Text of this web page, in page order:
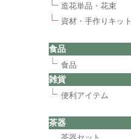
造花単品・花束
資材・手作りキット
食品
食品
雑貨
便利アイテム
茶器
茶器セット